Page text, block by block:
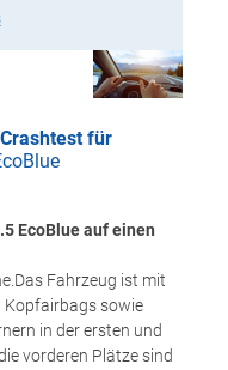
für
EcoBlue auf einen
Fahrzeug ist mit
sowie
in der ersten und
vorderen Plätze sind